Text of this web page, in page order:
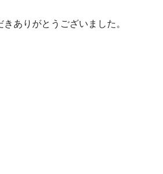
ありがとうございました。